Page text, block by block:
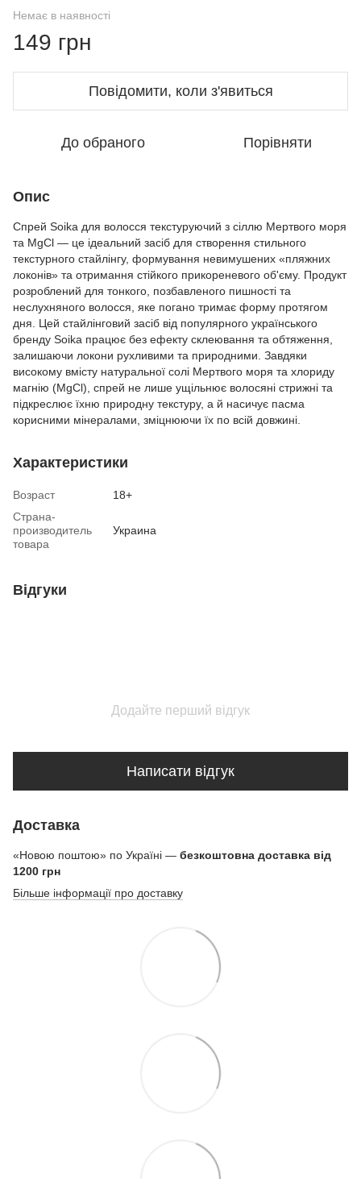
Немає в наявності
149 грн
Повідомити, коли з'явиться
До обраного Порівняти
Опис
Спрей Soika для волосся текстуруючий з сіллю Мертвого моря
та MgCl — це ідеальний засіб для створення стильного
текстурного стайлінгу, формування невимушених «пляжних
локонів» та отримання стійкого прикореневого об'єму. Продукт
розроблений для тонкого, позбавленого пишності та
неслухняного волосся, яке погано тримає форму протягом
дня. Цей стайлінговий засіб від популярного українського
бренду Soika працює без ефекту склеювання та обтяження,
залишаючи локони рухливими та природними. Завдяки
високому вмісту натуральної солі Мертвого моря та хлориду
магнію (MgCl), спрей не лише ущільнює волосяні стрижні та
підкреслює їхню природну текстуру, а й насичує пасма
корисними мінералами, зміцнюючи їх по всій довжині.
Характеристики
Возраст
18+
Страна-
производитель
товара
Украина
Відгуки
Додайте перший відгук
Написати відгук
Доставка
«Новою поштою» по Україні — безкоштовна доставка від
1200 грн
Більше інформації про доставку